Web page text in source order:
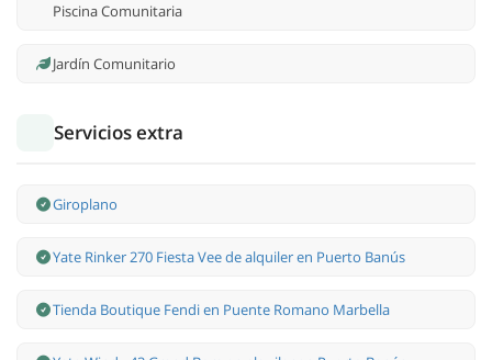
Piscina Comunitaria
Jardín Comunitario
Servicios extra
Giroplano
Yate Rinker 270 Fiesta Vee de alquiler en Puerto Banús
Tienda Boutique Fendi en Puente Romano Marbella